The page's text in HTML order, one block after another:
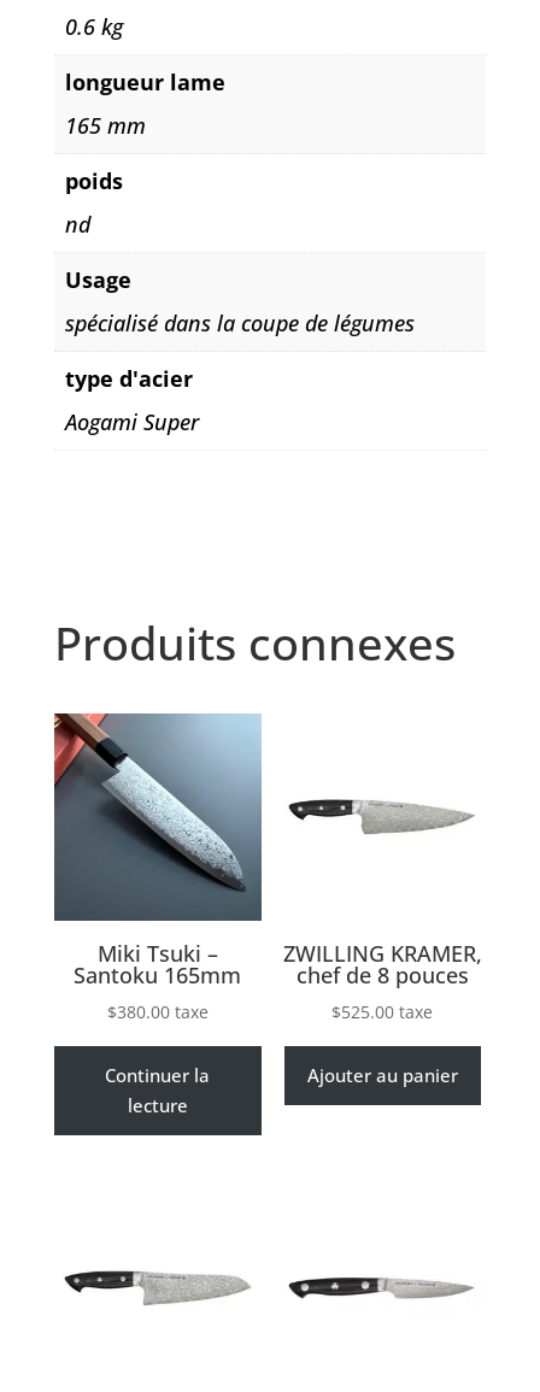
0.6 kg
longueur lame
165 mm
poids
nd
Usage
spécialisé dans la coupe de légumes
type d'acier
Aogami Super
Produits connexes
Miki Tsuki –
Santoku 165mm
$380.00 taxe
Continuer la
lecture
ZWILLING KRAMER,
chef de 8 pouces
$525.00 taxe
Ajouter au panier